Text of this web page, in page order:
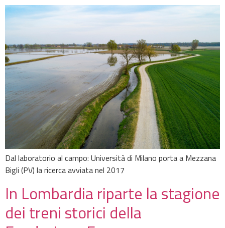
Dal laboratorio al campo: Università di Milano porta a Mezzana
Bigli (PV) la ricerca avviata nel 2017
In Lombardia riparte la stagione
dei treni storici della